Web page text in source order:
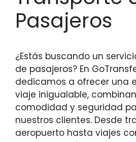
Pasajeros
¿Estás buscando un
de pasajeros? En
dedicamos a ofrecer una
viaje inigualable,
comodidad y seguridad
nuestros clientes. Desde
aeropuerto hasta viajes